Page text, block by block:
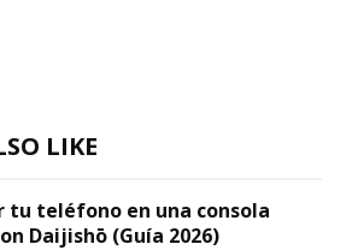
LIKE
tu teléfono en una consola
Daijishō (Guía 2026)